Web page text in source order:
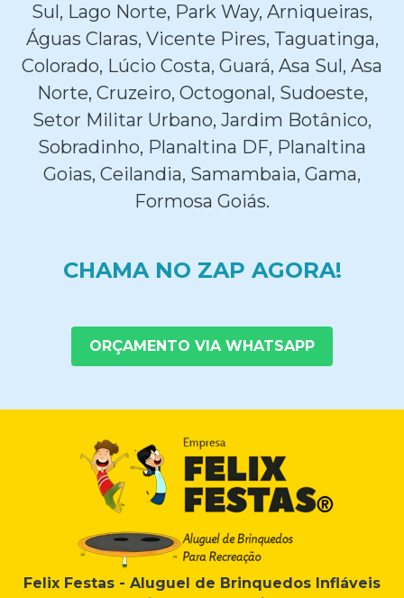
Sul, Lago Norte, Park Way, Arniqueiras,
Águas Claras, Vicente Pires, Taguatinga,
Colorado, Lúcio Costa, Guará, Asa Sul, Asa
Norte, Cruzeiro, Octogonal, Sudoeste,
Setor Militar Urbano, Jardim Botânico,
Sobradinho, Planaltina DF, Planaltina
Goias, Ceilandia, Samambaia, Gama,
Formosa Goiás.
CHAMA NO ZAP AGORA!
ORÇAMENTO VIA WHATSAPP
Felix Festas - Aluguel de Brinquedos Infláveis